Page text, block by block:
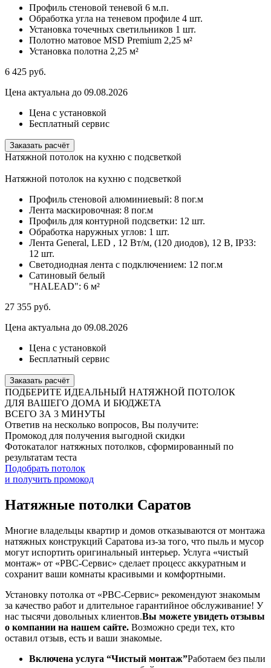
Профиль стеновой теневой 6 м.п.
Обработка угла на теневом профиле 4 шт.
Установка точечных светильников 1 шт.
Полотно матовое MSD Premium 2,25 м²
Установка полотна 2,25 м²
6 425 руб.
Цена актуальна до 09.08.2026
Цена с установкой
Бесплатный сервис
Заказать расчёт
Натяжной потолок на кухню с подсветкой
Натяжной потолок на кухню с подсветкой
Профиль стеновой алюминиевый: 8 пог.м
Лента маскировочная: 8 пог.м
Профиль для контурной подсветки: 12 шт.
Обработка наружных углов: 1 шт.
Лента General, LED , 12 Вт/м, (120 диодов), 12 В, IP33:
12 шт.
Светодиодная лента с подключением: 12 пог.м
Сатиновый белый
"HALEAD": 6 м²
27 355 руб.
Цена актуальна до 09.08.2026
Цена с установкой
Бесплатный сервис
Заказать расчёт
ПОДБЕРИТЕ ИДЕАЛЬНЫЙ НАТЯЖНОЙ ПОТОЛОК
ДЛЯ ВАШЕГО ДОМА И БЮДЖЕТА
ВСЕГО ЗА 3 МИНУТЫ
Ответив на несколько вопросов, Вы получите:
Промокод для получения выгодной скидки
Фотокаталог натяжных потолков, сформированный по
результатам теста
Подобрать потолок
и получить промокод
Натяжные потолки Саратов
Многие владельцы квартир и домов отказываются от монтажа
натяжных конструкций Саратова из-за того, что пыль и мусор
могут испортить оригинальный интерьер. Услуга «чистый
монтаж» от «РВС-Сервис» сделает процесс аккуратным и
сохранит ваши комнаты красивыми и комфортными.
Установку потолка от «РВС-Сервис» рекомендуют знакомым
за качество работ и длительное гарантийное обслуживание! У
нас тысячи довольных клиентов.Вы можете увидеть отзывы
о компании на нашем сайте. Возможно среди тех, кто
оставил отзыв, есть и ваши знакомые.
Включена услуга “Чистый монтаж”Работаем без пыли